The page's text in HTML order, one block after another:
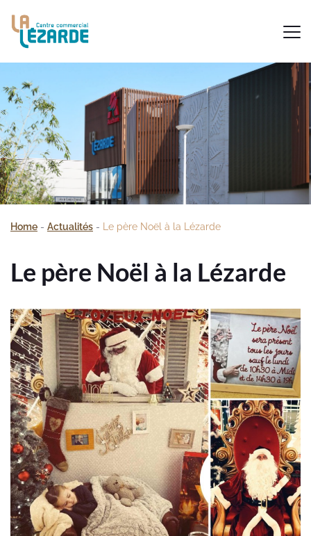
Home - Actualités - Le père Noël à la Lézarde
Le père Noël à la Lézarde